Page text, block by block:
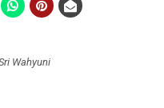
Wahyuni